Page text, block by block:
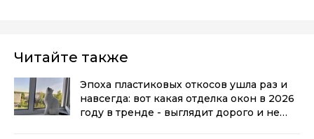
Читайте также
Эпоха пластиковых откосов ушла раз и
навсегда: вот какая отделка окон в 2026
году в тренде - выглядит дорого и не